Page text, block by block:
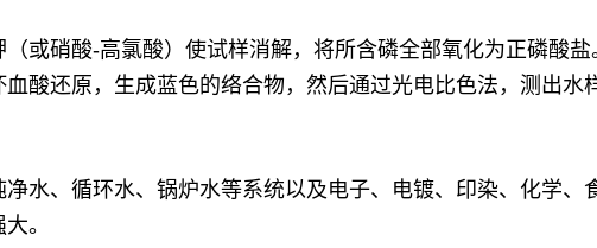
或硝酸-高氯酸）使试样消解，将所含磷全部氧化为正磷酸
酸还原，生成蓝色的络合物，然后通过光电比色法，测出水
水、循环水、锅炉水等系统以及电子、电镀、印染、化学
。